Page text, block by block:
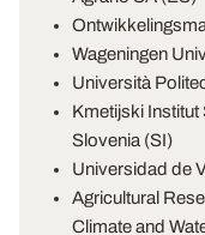
Wageningen
Università
Kmetijski Institut
Slovenia (SI)
Universidad de
Agricultural
Climate and